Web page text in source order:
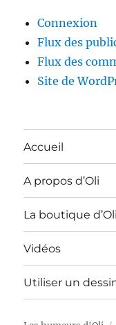
Connexion
Flux des
Flux des
Site de
Accueil
A propos d’Oli
La boutique d’Oli
Vidéos
Utiliser un